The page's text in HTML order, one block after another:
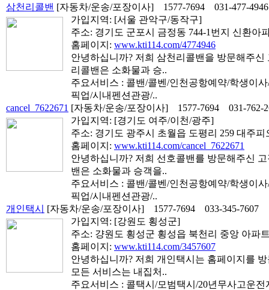
삼천리콜밴 [자동차/운송/포장이사] 1577-7694
031-477-4946
가입지역: [서울 관악구/동작구]
주소: 경기도 군포시 금정동 744-1번지 신환아
홈페이지: www.kti114.com/4774946
안녕하십니까? 저희 삼천리콜밴을 방문해주
리콜밴은 소화물과 승..
주요서비스 : 콜밴/콜벤/인천공항예약/학생이
픽업/시내펜션관광/..
cancel_7622671 [자동차/운송/포장이사] 1577-7694
031-762-
가입지역: [경기도 여주/이천/광주]
주소: 경기도 광주시 초월읍 도평리 259 대주피
홈페이지: www.kti114.com/cancel_7622671
안녕하십니까? 저희 선호콜밴를 방문해주신
밴은 소화물과 승객을..
주요서비스 : 콜밴/콜벤/인천공항예약/학생이
픽업/시내펜션관광/..
개인택시
[자동차/운송/포장이사] 1577-7694
033-345-7607
가입지역: [강원도 횡성군]
주소: 걍원도 횡성군 횡성읍 북천리 중앙 아파
홈페이지: www.kti114.com/3457607
안녕하십니까? 저희 개인택시는 홈페이지를
모든 서비스는 내집처..
주요서비스 : 콜택시/모범택시/20년무사고운